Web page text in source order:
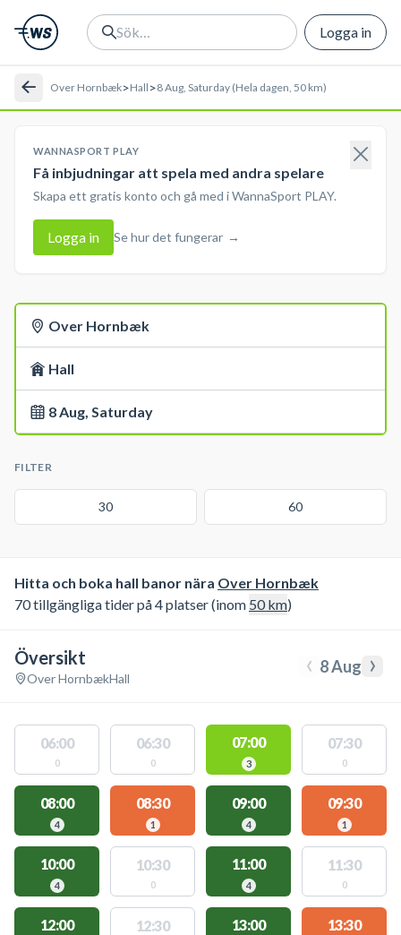
Logga in
Over Hornbæk>Hall >8 Aug, Saturday (Hela dagen, 50 km)
WANNASPORT PLAY
Få inbjudningar att spela med andra spelare
Skapa ett gratis konto och gå med i WannaSport PLAY.
Logga in Se hur det fungerar →
Over Hornbæk
Hall
8 Aug, Saturday
FILTER
30 60
Hitta och boka hall banor nära Over Hornbæk
70 tillgängliga tider på 4 platser (inom 50km)
Översikt
Over HornbækHall ‹ 8 Aug ›
06:00
0
06:30
0
07:00
3
07:30
0
08:00
4
08:30
1
09:00
4
09:30
1
10:00
4
10:30
0
11:00
4
11:30
0
12:00 12:30 13:00 13:30